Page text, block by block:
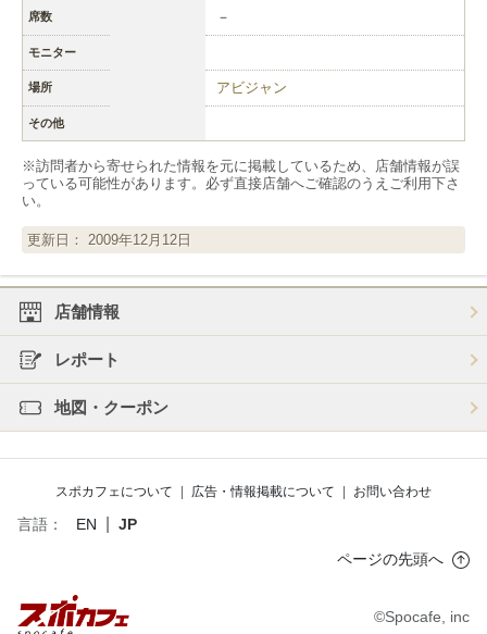
席数 －
モニター
場所 アビジャン
その他
※訪問者から寄せられた情報を元に掲載しているため、店舗情報が誤
っている可能性があります。必ず直接店舗へご確認のうえご利用下さ
い。
更新日： 2009年12月12日
店舗情報
レポート
地図・クーポン
スポカフェについて 広告・情報掲載について お問い合わせ
言語： EN
JP
ページの先頭へ
©Spocafe, inc